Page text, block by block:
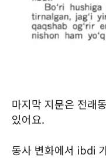
마지막 지문은 전래
있어요.
동사 변화에서 ibdi